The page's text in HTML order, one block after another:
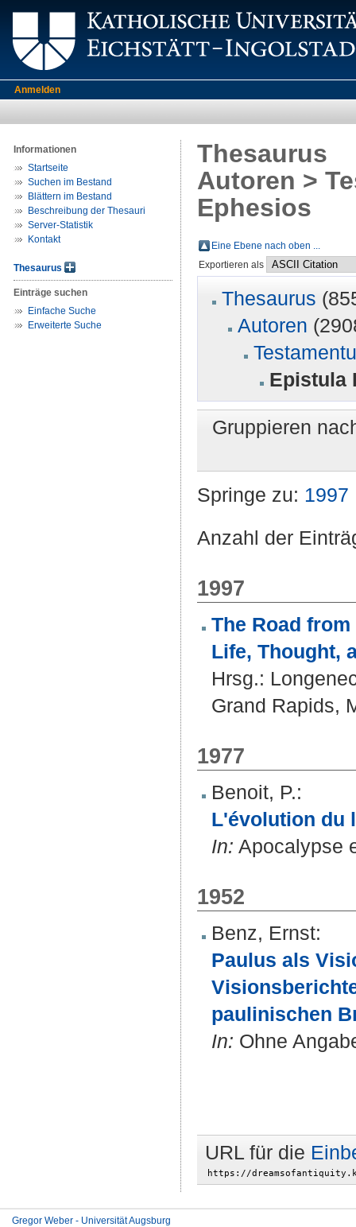
Anmelden
Informationen
Startseite
Suchen im Bestand
Blättern im Bestand
Beschreibung der Thesauri
Server-Statistik
Kontakt
Thesaurus
Einträge suchen
Einfache Suche
Erweiterte Suche
Thesaurus
Autoren >
Ephesios
Eine Ebene nach oben ...
Exportieren als
Thesaurus
Autoren
Epistula
Gruppieren
Springe zu: 1997
Anzahl der
1997
The Road
Life, Thought,
Hrsg.:
Grand Rapids,
1977
Benoit, P.:
L'évolution du
In: Apocalypse
1952
Benz, Ernst:
Paulus als
paulinischen
In: Ohne
URL für die
Gregor Weber - Universität Augsburg